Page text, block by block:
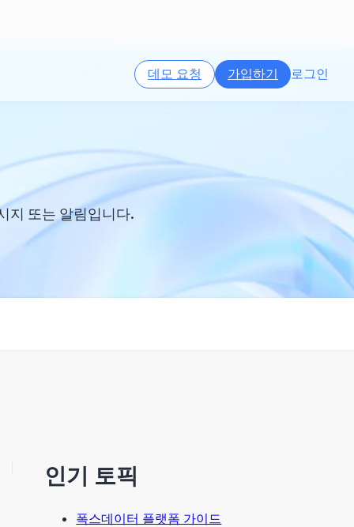
데모 요청 가입하기 로그인
지 또는 알림입니다.
인기 토픽
폭스데이터 플랫폼 가이드